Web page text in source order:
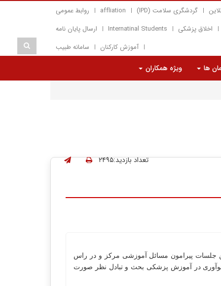
گردشگری سلامت (IPD) affliation
روابط عمومی
اخلاق پزشکی Internatinal Students
ارسال پایان نامه
آموزش کارکنان
سامانه طبیب
ها
ویژه همکاران
تعداد بازدید:۲۴۹۵
جلسات پیرامون مسائل آموزشی مرکز و در راس
در آموزش پزشکی بحث و تبادل نظر صورت